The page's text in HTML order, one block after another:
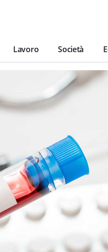
Lavoro Società